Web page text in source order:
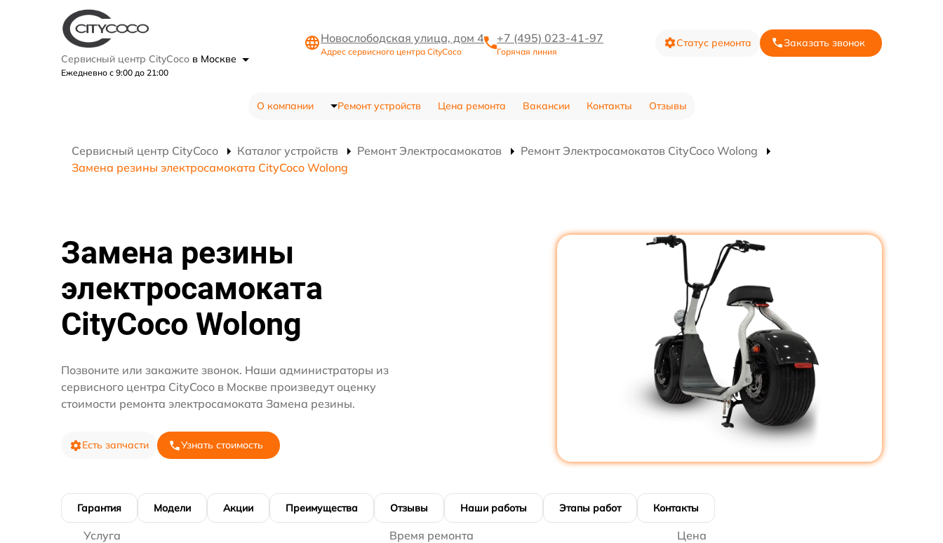
Сервисный центр CityCoco в Москве
Ежедневно с 9:00 до 21:00
Новослободская улица, дом 4
Адрес сервисного центра CityCoco
+7 (495) 023-41-97
Горячая линия
Статус ремонта Заказать звонок
О компании Ремонт устройств Цена ремонта Вакансии Контакты Отзывы
Сервисный центр CityCoco Каталог устройств Ремонт Электросамокатов
Ремонт Электросамокатов CityCoco Wolong
Замена резины электросамоката CityCoco Wolong
Замена резины
электросамоката
CityCoco Wolong
Позвоните или закажите звонок. Наши администраторы из
сервисного центра CityCoco в Москве произведут оценку
стоимости ремонта электросамоката Замена резины.
Есть запчасти Узнать стоимость
Гарантия Модели Акции Преимущества Отзывы Наши работы Этапы работ Контакты
Услуга Время ремонта Цена